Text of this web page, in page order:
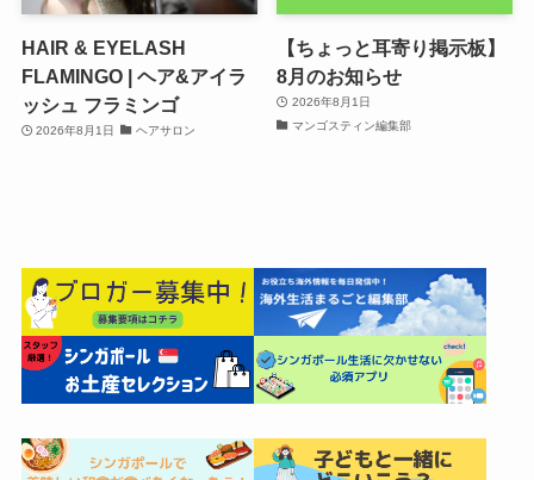
HAIR & EYELASH
FLAMINGO | ヘア&アイラ
ッシュ フラミンゴ
2026年8月1日 ヘアサロン
【ちょっと耳寄り掲示板】
8月のお知らせ
2026年8月1日
マンゴスティン編集部